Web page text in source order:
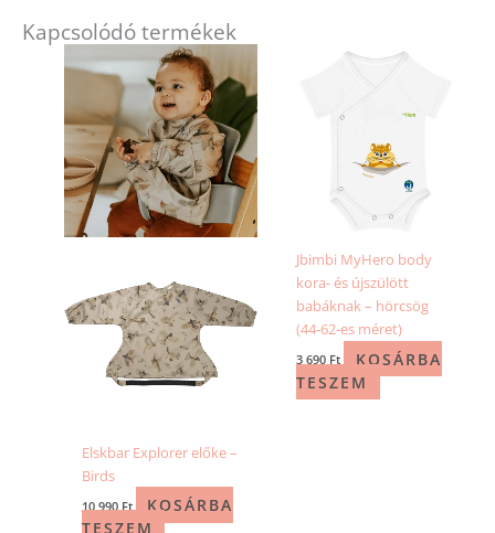
Kapcsolódó termékek
Elskbar Explorer előke –
Birds
10 990Ft
KOSÁRBA
TESZEM
Jbimbi MyHero body
kora- és újszülött
babáknak – hörcsög
(44-62-es méret)
3 690 Ft
KOSÁRBA
TESZEM